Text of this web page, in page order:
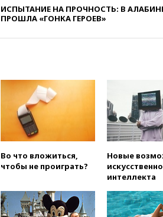
РФ разрешило
бензина старых
Newsweek:
«взрывная» диарея
47 из 50 штатов США
вчера, 20:35ПВО за 12
сбила 200 украинских
вчера, 20:20Третий
золотых медалей
ЧЕ российские
вчера, 20:15ТАСС:
ИСПЫТАНИЕ НА ПРОЧНОСТЬ: В
ПРОШЛА «ГОНКА ГЕРОЕВ»
Во что вложиться,
чтобы не проиграть?
Новые
интеллекта